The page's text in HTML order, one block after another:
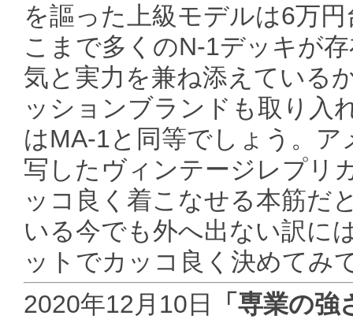
を謳った上級モデルは6万
こまで多くのN-1デッキが
気と実力を兼ね添えている
ッションブランドも取り入
はMA-1と同等でしょう。
写したヴィンテージレプリ
ッコ良く着こなせる本筋だ
いる今でも外へ出ない訳に
ットでカッコ良く決めてみ
2020年12月10日
「専業の強